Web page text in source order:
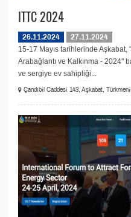
ITTC 2024
26.11.2024
27.11.2024
15-17 Mayıs tarihlerinde Aşkabat,
Arabağlantı ve Kalkınma - 2024"
ve sergiye ev sahipliği...
Çandıbil Caddesi 143, Aşkabat,